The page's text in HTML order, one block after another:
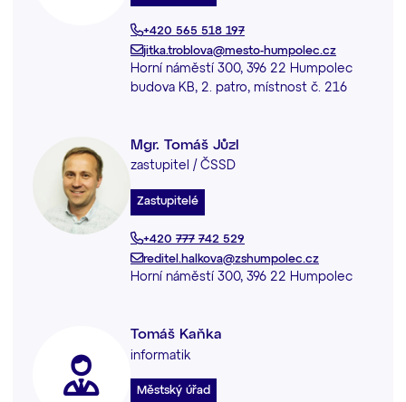
+420 565 518 197
jitka.troblova@mesto-humpolec.cz
Horní náměstí 300, 396 22 Humpolec
budova KB, 2. patro, místnost č. 216
Mgr. Tomáš Jůzl
zastupitel / ČSSD
Zastupitelé
+420 777 742 529
reditel.halkova@zshumpolec.cz
Horní náměstí 300, 396 22 Humpolec
Tomáš Kaňka
informatik
Městský úřad